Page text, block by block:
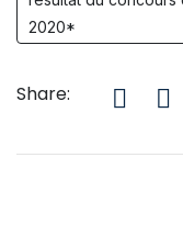
2020*
Share: